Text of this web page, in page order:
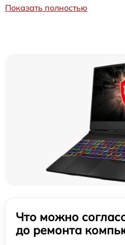
Показать полностью
Что можно
до ремонта